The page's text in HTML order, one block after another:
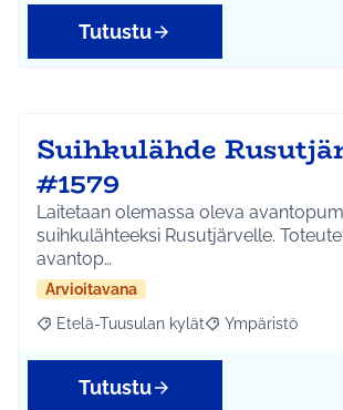
Tutustu
Suihkulähde
#1579
Laitetaan olemassa oleva
suihkulähteeksi Rusutjärvelle.
avantop…
Arvioitavana
Rajaa tulokset aihepiirin mukaan: Etelä-
Etelä-Tuusulan kylät Rajaa tulokset
Ympäristö
Tutustu